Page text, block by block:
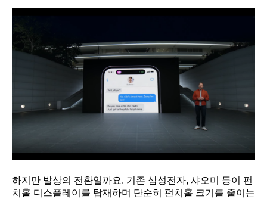
하지만 발상의 전환일까요. 기존 삼성전자, 샤오미 등이 펀
치홀 디스플레이를 탑재하며 단순히 펀치홀 크기를 줄이는